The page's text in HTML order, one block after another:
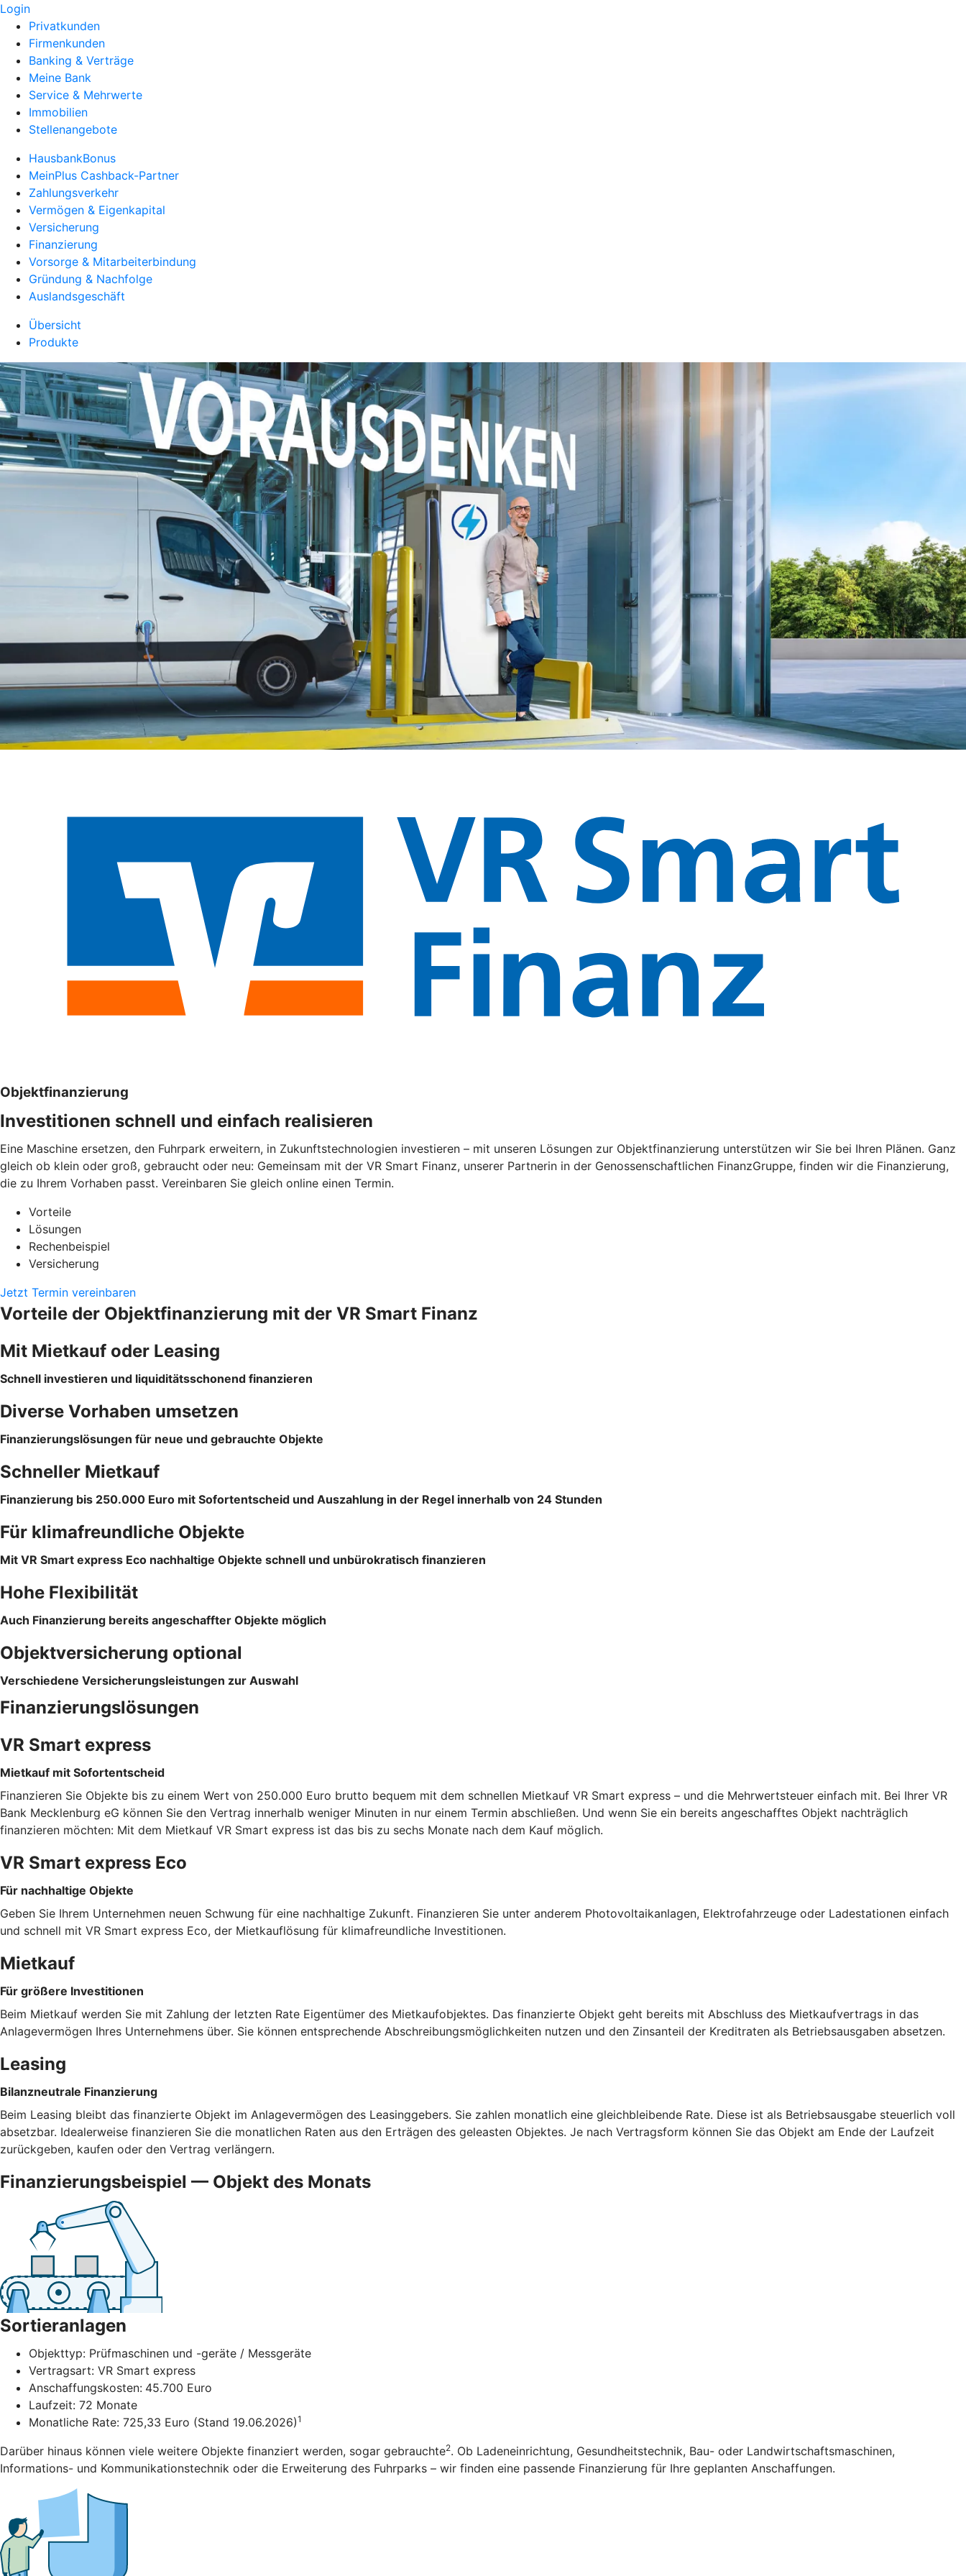
Login
Privatkunden
Firmenkunden
Banking & Verträge
Meine Bank
Service & Mehrwerte
Immobilien
Stellenangebote
HausbankBonus
MeinPlus Cashback-Partner
Zahlungsverkehr
Vermögen & Eigenkapital
Versicherung
Finanzierung
Vorsorge & Mitarbeiterbindung
Gründung & Nachfolge
Auslandsgeschäft
Übersicht
Produkte
Objektfinanzierung
Investitionen schnell und einfach realisieren
Eine Maschine ersetzen, den Fuhrpark erweitern, in Zukunftstechnologien investieren – mit unseren Lösungen zur Objektfinanzierung unterstützen wir Sie bei Ihren Plänen. Ganz
gleich ob klein oder groß, gebraucht oder neu: Gemeinsam mit der VR Smart Finanz, unserer Partnerin in der Genossenschaftlichen FinanzGruppe, finden wir die Finanzierung,
die zu Ihrem Vorhaben passt. Vereinbaren Sie gleich online einen Termin.
Vorteile
Lösungen
Rechenbeispiel
Versicherung
Jetzt Termin vereinbaren
Vorteile der Objektfinanzierung mit der VR Smart Finanz
Mit Mietkauf oder Leasing
Schnell investieren und liquiditätsschonend finanzieren
Diverse Vorhaben umsetzen
Finanzierungslösungen für neue und gebrauchte Objekte
Schneller Mietkauf
Finanzierung bis 250.000 Euro mit Sofortentscheid und Auszahlung in der Regel innerhalb von 24 Stunden
Für klimafreundliche Objekte
Mit VR Smart express Eco nachhaltige Objekte schnell und unbürokratisch finanzieren
Hohe Flexibilität
Auch Finanzierung bereits angeschaffter Objekte möglich
Objektversicherung optional
Verschiedene Versicherungsleistungen zur Auswahl
Finanzierungslösungen
VR Smart express
Mietkauf mit Sofortentscheid
Finanzieren Sie Objekte bis zu einem Wert von 250.000 Euro brutto bequem mit dem schnellen Mietkauf VR Smart express – und die Mehrwertsteuer einfach mit. Bei Ihrer VR
Bank Mecklenburg eG können Sie den Vertrag innerhalb weniger Minuten in nur einem Termin abschließen. Und wenn Sie ein bereits angeschafftes Objekt nachträglich
finanzieren möchten: Mit dem Mietkauf VR Smart express ist das bis zu sechs Monate nach dem Kauf möglich.
VR Smart express Eco
Für nachhaltige Objekte
Geben Sie Ihrem Unternehmen neuen Schwung für eine nachhaltige Zukunft. Finanzieren Sie unter anderem Photovoltaikanlagen, Elektrofahrzeuge oder Ladestationen einfach
und schnell mit VR Smart express Eco, der Mietkauflösung für klimafreundliche Investitionen.
Mietkauf
Für größere Investitionen
Beim Mietkauf werden Sie mit Zahlung der letzten Rate Eigentümer des Mietkaufobjektes. Das finanzierte Objekt geht bereits mit Abschluss des Mietkaufvertrags in das
Anlagevermögen Ihres Unternehmens über. Sie können entsprechende Abschreibungsmöglichkeiten nutzen und den Zinsanteil der Kreditraten als Betriebsausgaben absetzen.
Leasing
Bilanzneutrale Finanzierung
Beim Leasing bleibt das finanzierte Objekt im Anlagevermögen des Leasinggebers. Sie zahlen monatlich eine gleichbleibende Rate. Diese ist als Betriebsausgabe steuerlich voll
absetzbar. Idealerweise finanzieren Sie die monatlichen Raten aus den Erträgen des geleasten Objektes. Je nach Vertragsform können Sie das Objekt am Ende der Laufzeit
zurückgeben, kaufen oder den Vertrag verlängern.
Finanzierungsbeispiel — Objekt des Monats
Sortieranlagen
Objekttyp: Prüfmaschinen und -geräte / Messgeräte
Vertragsart: VR Smart express
Anschaffungskosten: 45.700 Euro
Laufzeit: 72 Monate
Monatliche Rate: 725,33 Euro (Stand 19.06.2026)1
Darüber hinaus können viele weitere Objekte finanziert werden, sogar gebrauchte2. Ob Ladeneinrichtung, Gesundheitstechnik, Bau- oder Landwirtschaftsmaschinen,
Informations- und Kommunikationstechnik oder die Erweiterung des Fuhrparks – wir finden eine passende Finanzierung für Ihre geplanten Anschaffungen.